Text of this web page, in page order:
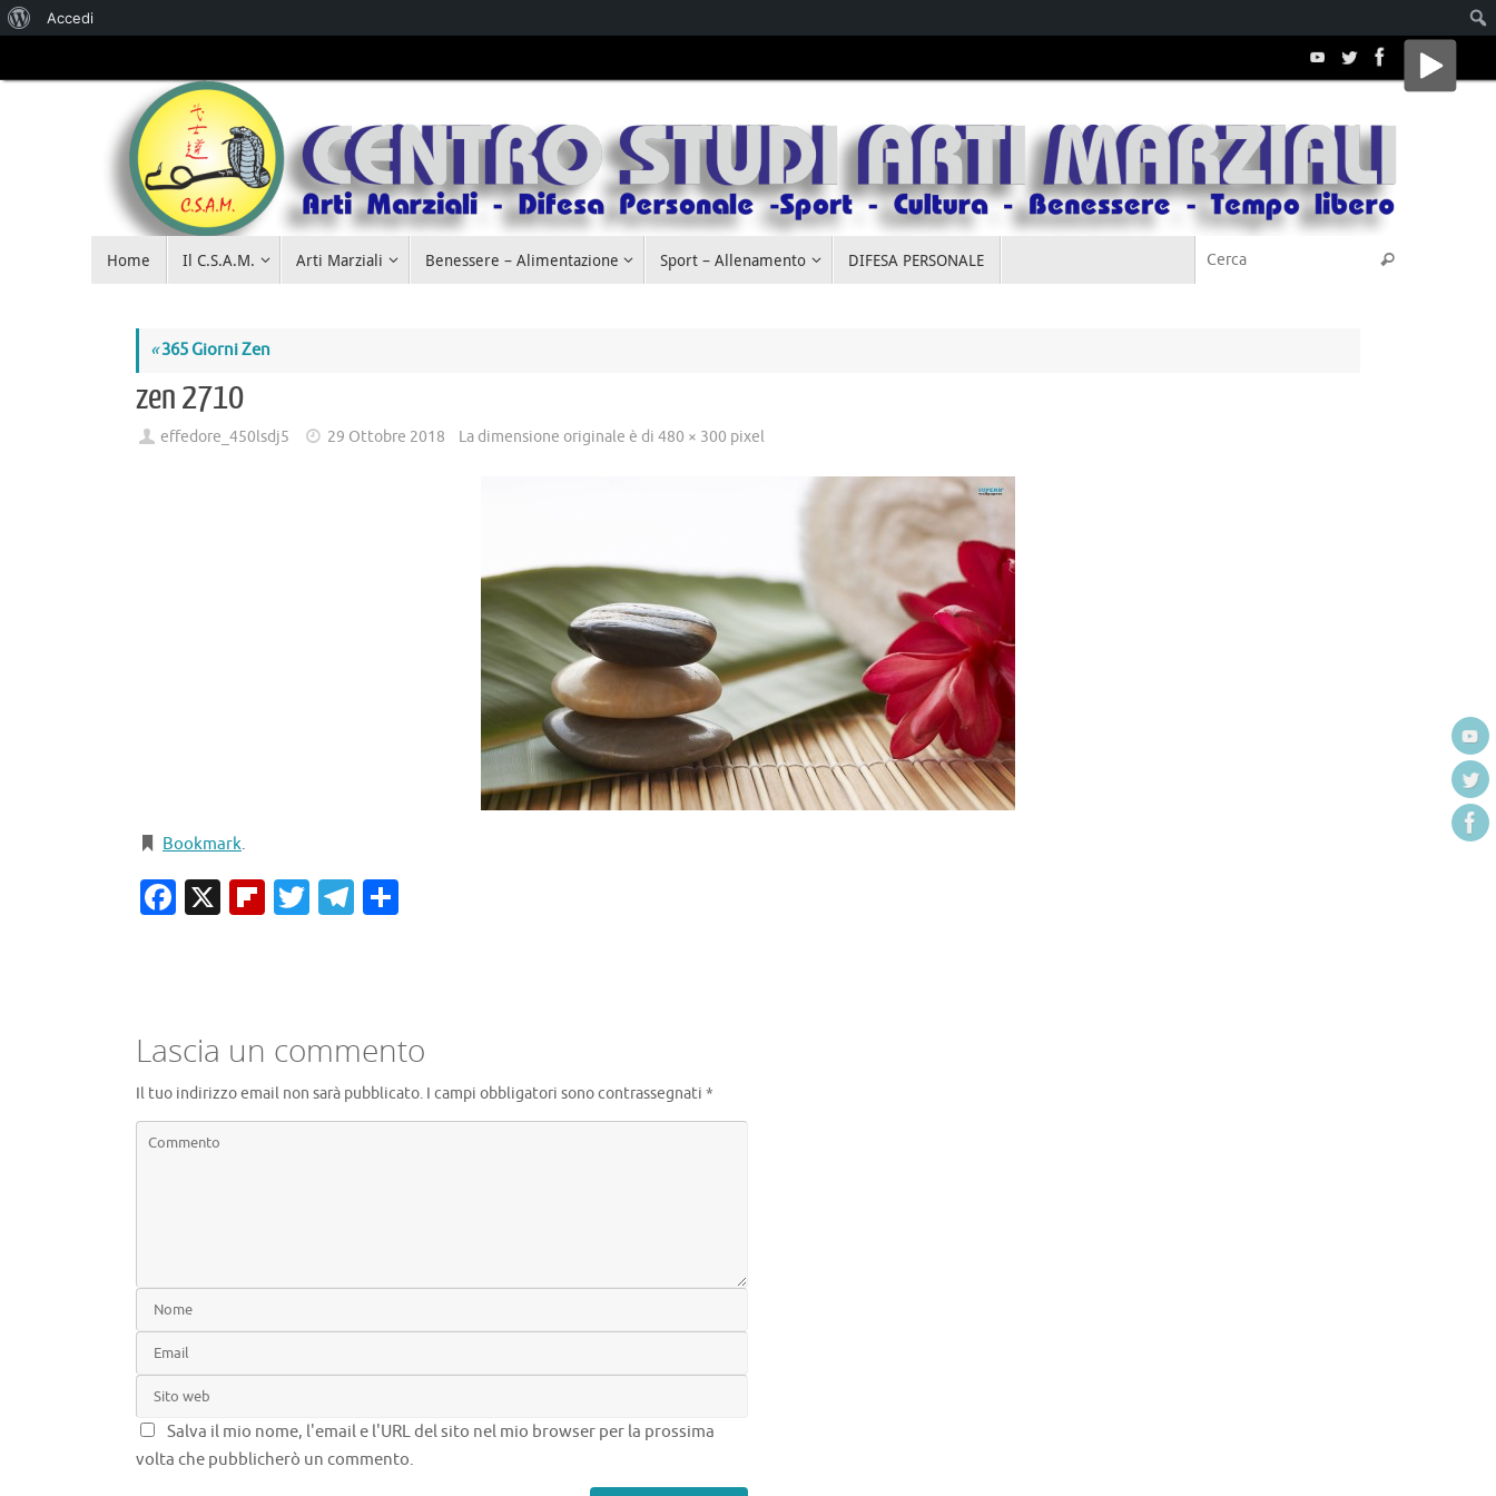
Accedi
Salta al
Home Il C.S.A.M. Arti Marziali Benessere – Alimentazione Sport – Allenamento DIFESA PERSONALE
«365 Giorni Zen
zen 2710
effedore_450lsdj5 29 Ottobre 2018 La dimensione originale è di480 × 300 pixel
Bookmark.
Facebook
X Flipboard
TwitterTelegram
Lascia un commento
Il tuo indirizzo email non sarà pubblicato. I campi obbligatori sono contrassegnati *
Salva il mio nome, l'email e l'URL del sito nel mio browser per la prossima
volta che pubblicherò un commento.